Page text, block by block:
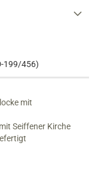
199/456)
mit
Seiffener Kirche